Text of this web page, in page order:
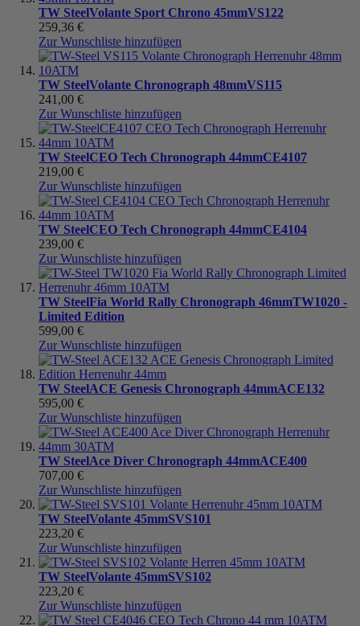
TW SteelVolante Sport Chrono 45mmVS122
259,36 €
Zur Wunschliste hinzufügen
TW SteelVolante Chronograph 48mmVS115
241,00 €
Zur Wunschliste hinzufügen
TW SteelCEO Tech Chronograph 44mmCE4107
219,00 €
Zur Wunschliste hinzufügen
TW SteelCEO Tech Chronograph 44mmCE4104
239,00 €
Zur Wunschliste hinzufügen
TW SteelFia World Rally Chronograph 46mmTW1020 -
Limited Edition
599,00 €
Zur Wunschliste hinzufügen
TW SteelACE Genesis Chronograph 44mmACE132
595,00 €
Zur Wunschliste hinzufügen
TW SteelAce Diver Chronograph 44mmACE400
707,00 €
Zur Wunschliste hinzufügen
TW SteelVolante 45mmSVS101
223,20 €
Zur Wunschliste hinzufügen
TW SteelVolante 45mmSVS102
223,20 €
Zur Wunschliste hinzufügen